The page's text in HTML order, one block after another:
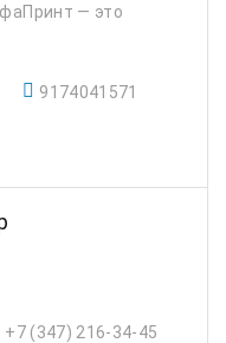
— это
цикла в
9174041571
+7 (347) 216-34-45